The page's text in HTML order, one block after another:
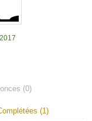
(0)
(1)